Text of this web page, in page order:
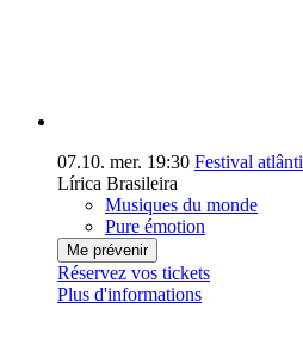
07.10. mer. 19:30 Festival
Lírica Brasileira
Musiques du monde
Pure émotion
Me prévenir
Réservez vos tickets
Plus d'informations